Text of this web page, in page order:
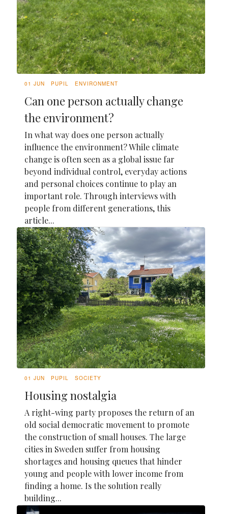
01 JUN PUPIL ENVIRONMENT
Can one person actually change
the environment?
In what way does one person actually
influence the environment? While climate
change is often seen as a global issue far
beyond individual control, everyday actions
and personal choices continue to play an
important role. Through interviews with
people from different generations, this
article...
01 JUN PUPIL SOCIETY
Housing nostalgia
A right-wing party proposes the return of an
old social democratic movement to promote
the construction of small houses. The large
cities in Sweden suffer from housing
shortages and housing queues that hinder
young and people with lower income from
finding a home. Is the solution really
building...